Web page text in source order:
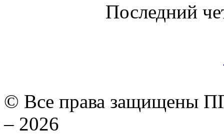
Последний
© Все права защищены
– 2026